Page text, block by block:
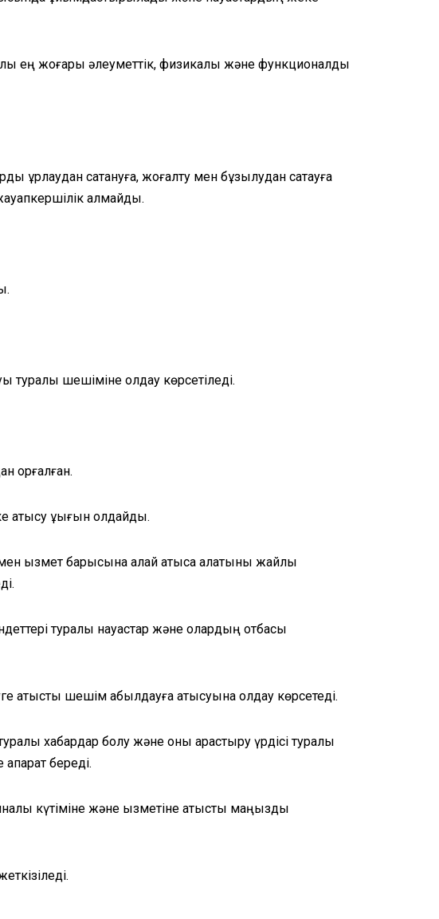
ең жоғары әлеуметтік, физикалық және функционалдық
ұрлаудан сақтануға, жоғалту мен бұзылудан сақтауға
алмайды.
туралы шешіміне қолдау көрсетіледі.
қорғалған.
құқығын қолдайды.
қызмет барысына қалай қатыса алатыны жайлы
туралы науқастар және олардың отбасы
шешім қабылдауға қатысуына қолдау көрсетеді.
хабардар болу және оны қарастыру үрдісі туралы
береді.
күтіміне және қызметіне қатысты маңызды